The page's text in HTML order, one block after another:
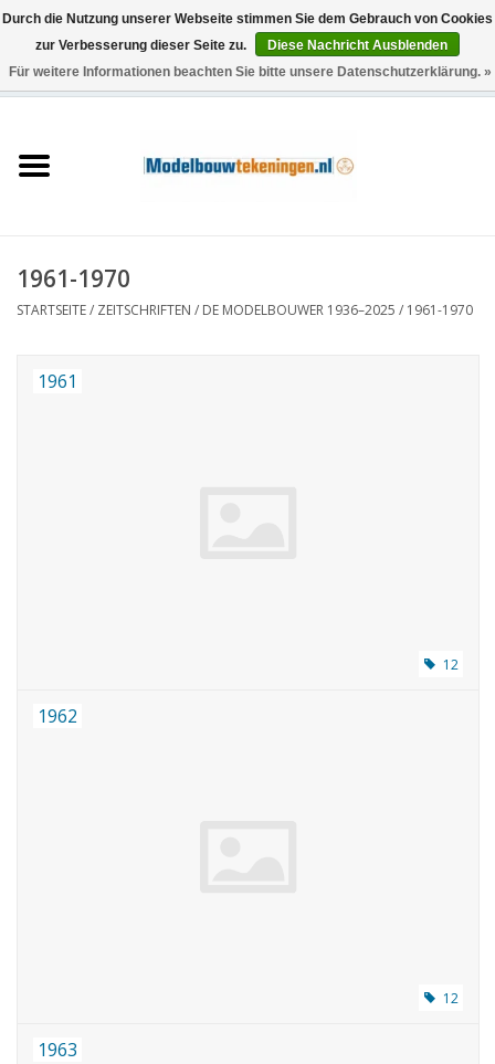
0 Artikel - €0,00
Schiffe
Holzbau
ABONNEMENT DER
1961-1970
STARTSEITE/ ZEITSCHRIFTEN / DE MODELBOUWER 1936–2025 / 1961-1970
1961
12
1962
12
1963
Durch die Nutzung unserer Webseite stimmen Sie dem Gebrauch von Cookies
zur Verbesserung dieser Seite zu.
Diese Nachricht Ausblenden
Für weitere Informationen beachten Sie bitte unsere Datenschutzerklärung. »